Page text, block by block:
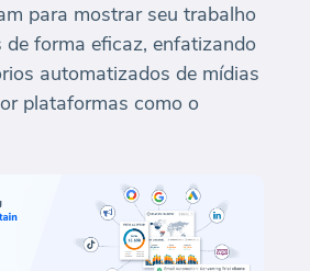
para mostrar seu trabalho
de forma eficaz, enfatizando
automatizados de mídias
plataformas como o